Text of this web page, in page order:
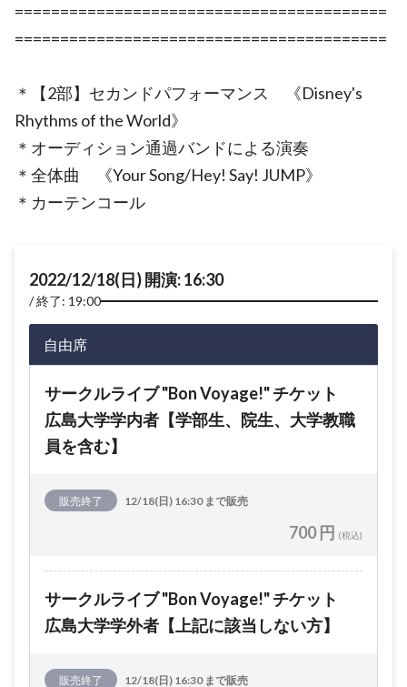
=========================================
=========================================
＊【2部】セカンドパフォーマンス 《Disney's
Rhythms of the World》
＊オーディション通過バンドによる演奏
＊全体曲 《Your Song/Hey! Say! JUMP》
＊カーテンコール
2022/12/18(日) 開演: 16:30
終了: 19:00
自由席
サークルライブ "Bon Voyage!" チケット
広島大学学内者【学部生、院生、大学教職
員を含む】
販売終了 12/18(日) 16:30 まで販売
700 円 (税込)
サークルライブ "Bon Voyage!" チケット
広島大学学外者【上記に該当しない方】
販売終了 12/18(日) 16:30 まで販売